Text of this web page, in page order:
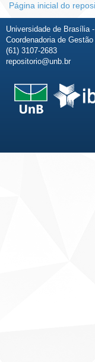
Página inicial do
Universidade de Brasília
Coordenadoria de
(61) 3107-2683
repositorio@unb.br